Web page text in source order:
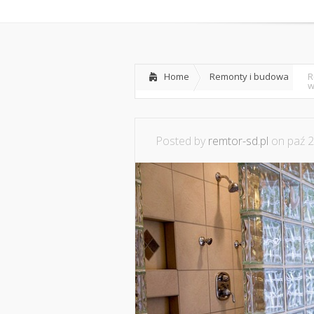
Home Remonty i budowa
Posted by remtor-sd.pl on paź